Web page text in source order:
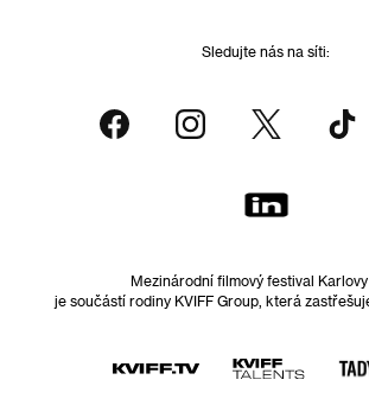
Sledujte nás na síti:
Mezinárodní filmový festival
je součástí rodiny KVIFF Group, která